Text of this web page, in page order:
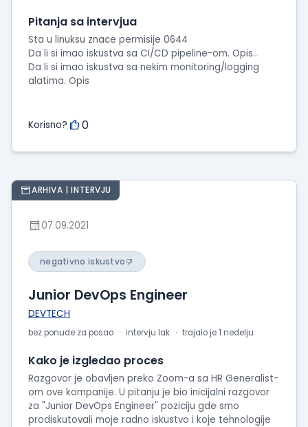
Pitanja sa intervjua
Sta u linuksu znace permisije 0644
Da li si imao iskustva sa CI/CD pipeline-om. Opis..
Da li si imao iskustva sa nekim monitoring/logging
alatima. Opis
Korisno? 0
ARHIVA | INTERVJU
07.09.2021
negativno iskustvo
Junior DevOps Engineer
DEVTECH
bez ponude za posao intervju lak trajalo je 1 nedelju
Kako je izgledao proces
Razgovor je obavljen preko Zoom-a sa HR Generalist-
om ove kompanije. U pitanju je bio inicijalni razgovor
za "Junior DevOps Engineer" poziciju gde smo
prodiskutovali moje radno iskustvo i koje tehnologije